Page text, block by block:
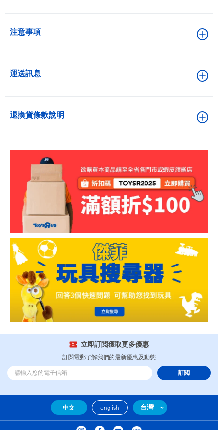
注意事項
運送訊息
退換貨條款說明
立即訂閲獲取更多優惠
訂閲電郵了解我們的最新優惠及動態
訂閲
中文 english 台灣